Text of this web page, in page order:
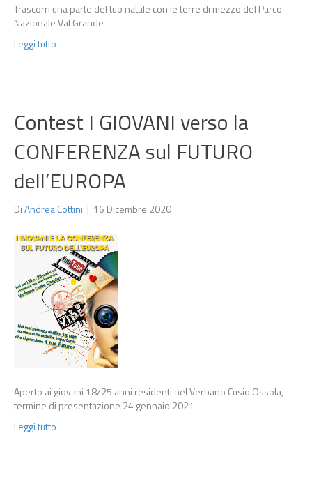
Trascorri una parte del tuo natale con le terre di mezzo del Parco
Nazionale Val Grande
Leggi tutto
Contest I GIOVANI verso la
CONFERENZA sul FUTURO
dell’EUROPA
DiAndrea Cottini | 16 Dicembre 2020
Aperto ai giovani 18/25 anni residenti nel Verbano Cusio Ossola,
termine di presentazione 24 gennaio 2021
Leggi tutto